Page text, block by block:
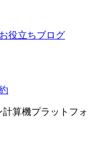
お役立ちブログ
計算機プラットフォ